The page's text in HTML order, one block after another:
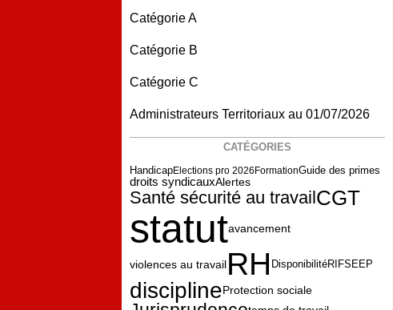
Catégorie A
Catégorie B
Catégorie C
Administrateurs Territoriaux au 01/07/2026
CATÉGORIES
HandicapElections pro 2026FormationGuide des primes
droits syndicauxAlertes
Santé sécurité au travailCGT
statutavancement
violences au travailRH DisponibilitéRIFSEEP
disciplineProtection sociale